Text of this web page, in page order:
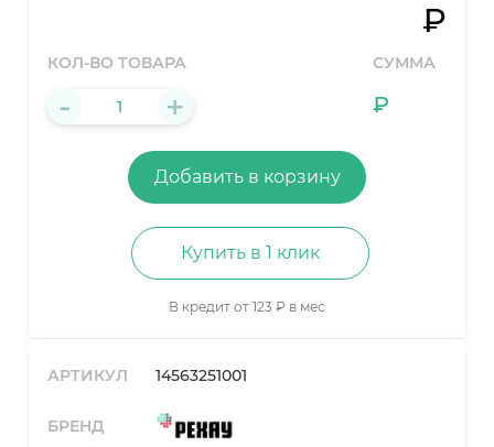
₽
КОЛ-ВО ТОВАРА
- +
СУММА
₽
Добавить в корзину
Купить в 1 клик
В кредит от 123 ₽ в мес
АРТИКУЛ 14563251001
БРЕНД